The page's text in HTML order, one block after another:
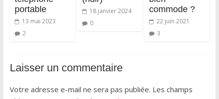
portable
13 mai 2023
2
18 janvier 2024
0
commode ?
22 juin 2021
3
Laisser un commentaire
Votre adresse e-mail ne sera pas publiée. Les champs